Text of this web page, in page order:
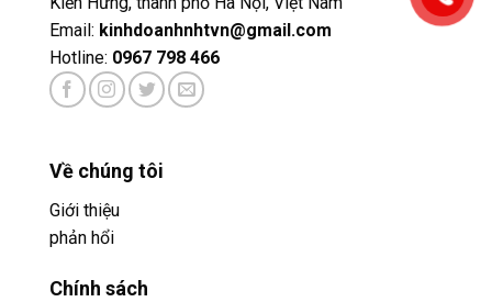
Email: kinhdoanhnhtvn@gmail.com
Hotline: 0967 798 466
Về chúng tôi
Giới thiệu
phản hổi
Chính sách